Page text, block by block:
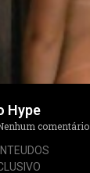
Hype
comentário